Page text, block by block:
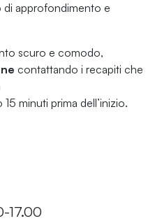
di approfondimento e
scuro e comodo,
contattando i recapiti che
minuti prima dell’inizio.
17.00